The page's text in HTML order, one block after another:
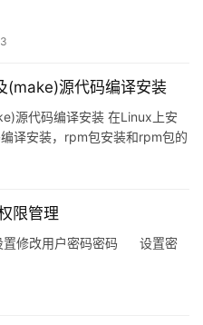
(make)源代码编译安装
源代码编译安装 在Linux上安
译安装，rpm包安装和rpm包的
–>目标二进制格式(二进制程
限管理
改用户密码密码 设置密